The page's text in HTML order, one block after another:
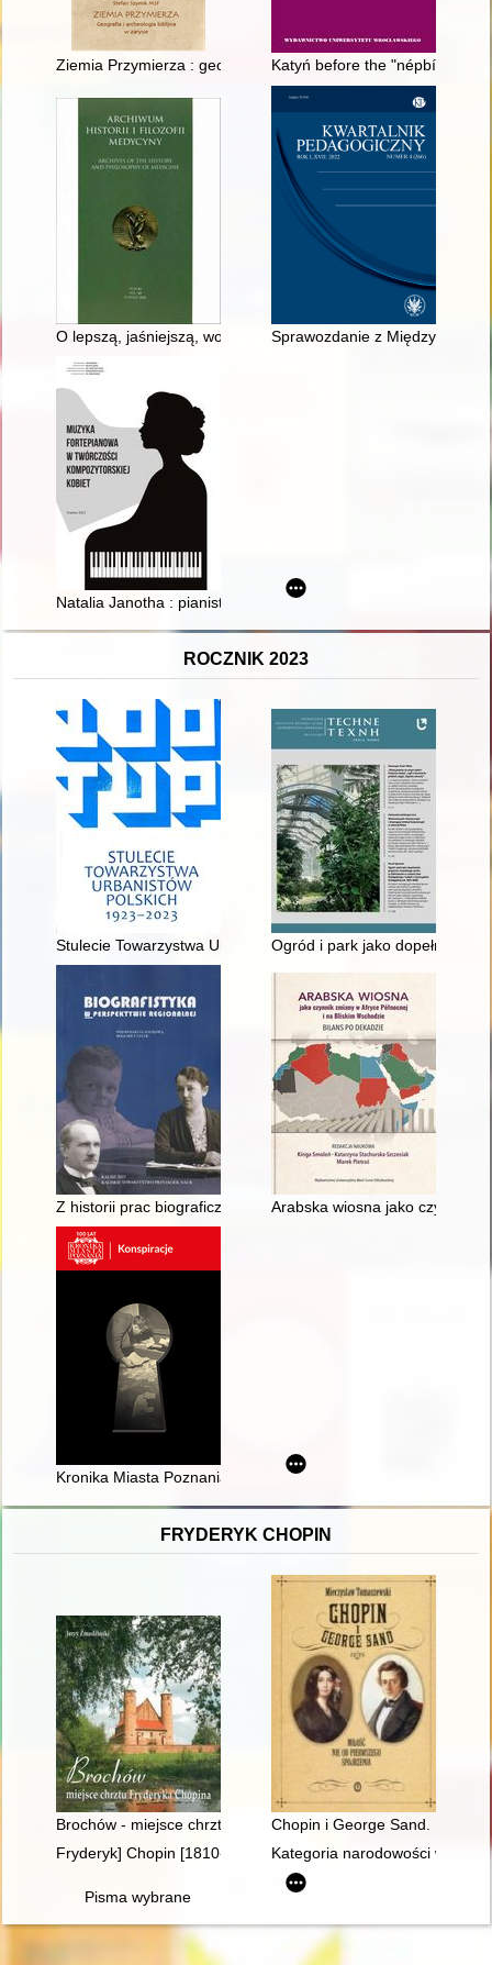
Ziemia Przymierza : geografia i archeologia biblijna w zarysie
Katyń before the
O lepszą, jaśniejszą, wolną od duchowo obcego elementu
Sprawozdanie z
Natalia Janotha : pianistka, kompozytorka, taterniczka
ROCZNIK 2023
Stulecie Towarzystwa Urbanistów Polskich 1923-2023
Ogród i park jako dopełnienie
Z historii prac biograficznych podejmowanych przez Kaliskie
Arabska wiosna jako czynnik
Kronika Miasta Poznania. 2023, [nr] 3,
FRYDERYK CHOPIN
Brochów - miejsce chrztu Fryderyka ChopinaChopin i George Sand. Miłość
Fryderyk] Chopin [1810-1849] i George Sand [1804-1876]
Kategoria narodowości w
Pisma wybrane